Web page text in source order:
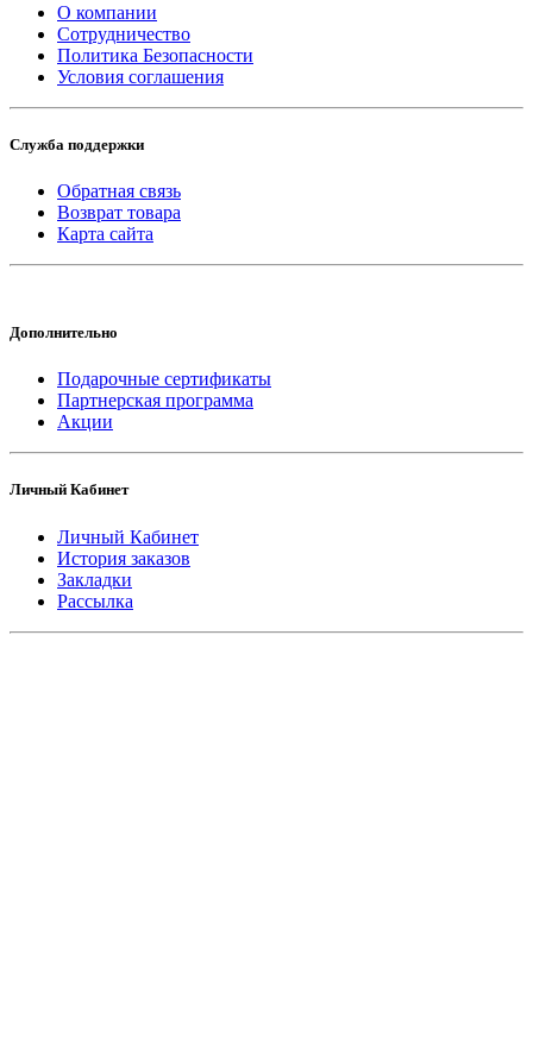
О компании
Сотрудничество
Политика Безопасности
Условия соглашения
Служба поддержки
Обратная связь
Возврат товара
Карта сайта
Дополнительно
Подарочные сертификаты
Партнерская программа
Акции
Личный Кабинет
Личный Кабинет
История заказов
Закладки
Рассылка